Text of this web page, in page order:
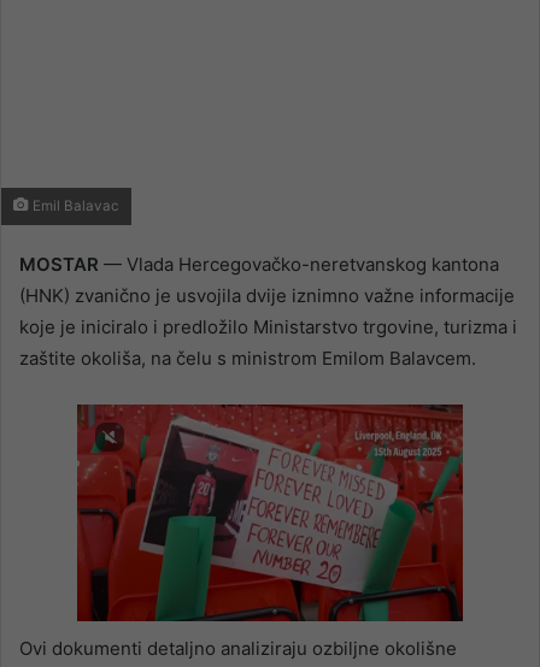
Emil Balavac
MOSTAR — Vlada Hercegovačko-neretvanskog kantona
(HNK) zvanično je usvojila dvije iznimno važne informacije
koje je iniciralo i predložilo Ministarstvo trgovine, turizma i
zaštite okoliša, na čelu s ministrom Emilom Balavcem.
Ovi dokumenti detaljno analiziraju ozbiljne okolišne